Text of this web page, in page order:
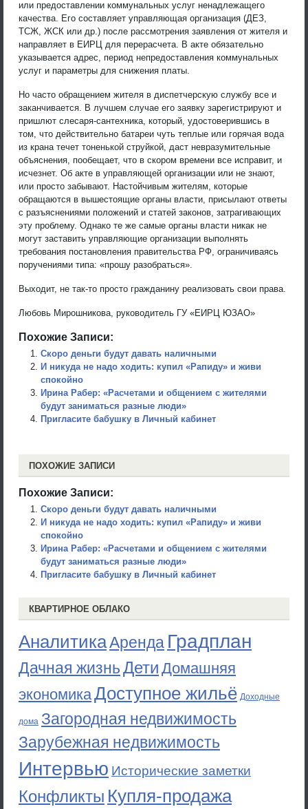
или предоставлении коммунальных услуг ненадлежащего
качества. Его составляет управляющая организация (ДЕЗ,
ТСЖ, ЖСК или др.) после рассмотрения заявления от жителя и
направляет в ЕИРЦ для перерасчета. В акте обязательно
указывается адрес, период непредоставления коммунальных
услуг и параметры для снижения платы.
Но часто обращением жителя в диспетчерскую службу все и
заканчивается. В лучшем случае его заявку зарегистрируют и
пришлют слесаря-сантехника, который, удостоверившись в
том, что действительно батареи чуть теплые или горячая вода
из крана течет тоненькой струйкой, даст невразумительные
объяснения, пообещает, что в скором времени все исправит, и
исчезнет. Об акте в управляющей организации или не знают,
или просто забывают. Настойчивым жителям, которые
обращаются в вышестоящие органы власти, присылают ответы
с разъяснениями положений и статей законов, затрагивающих
эту проблему. Однако те же самые органы власти никак не
могут заставить управляющие организации выполнять
требования постановления правительства РФ, ограничиваясь
поручениями типа: «прошу разобраться».
Выходит, не так-то просто гражданину реализовать свои права.
Любовь Мирошникова, руководитель ГУ «ЕИРЦ ЮЗАО»
Похожие Записи:
Скоро деньги будут давать наличными
И никуда не надо ходить: купил «Рапиду» и живи
спокойно
Ирина Рабер: «Расчетами и общением с жителями
будут заниматься разные люди»
Пригласите бабушку в Личный кабинет
ПОХОЖИЕ ЗАПИСИ
Похожие Записи:
Скоро деньги будут давать наличными
И никуда не надо ходить: купил «Рапиду» и живи
спокойно
Ирина Рабер: «Расчетами и общением с жителями
будут заниматься разные люди»
Пригласите бабушку в Личный кабинет
КВАРТИРНОЕ ОБЛАКО
АналитикаАренда Градплан
Дачная жизньДети Домашняя
экономикаДоступное жильё Доходные
дома Загородная недвижимость
Зарубежная недвижимость
Интервью Исторические заметки
Конфликты Купля-продажа